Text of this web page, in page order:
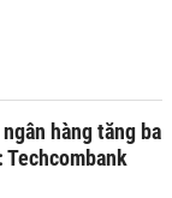
hàng tăng ba